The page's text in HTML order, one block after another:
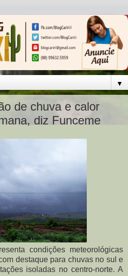
▼
de chuva e calor
diz Funceme
condições meteorológicas
destaque para chuvas no sul e
isoladas no centro-norte. A